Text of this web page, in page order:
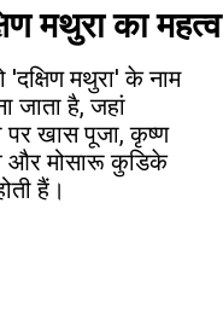
मथुरा का महत्व
'दक्षिण मथुरा' के नाम
जाता है, जहां
पर खास पूजा, कृष्ण
और मोसारू कुडिके
हैं।